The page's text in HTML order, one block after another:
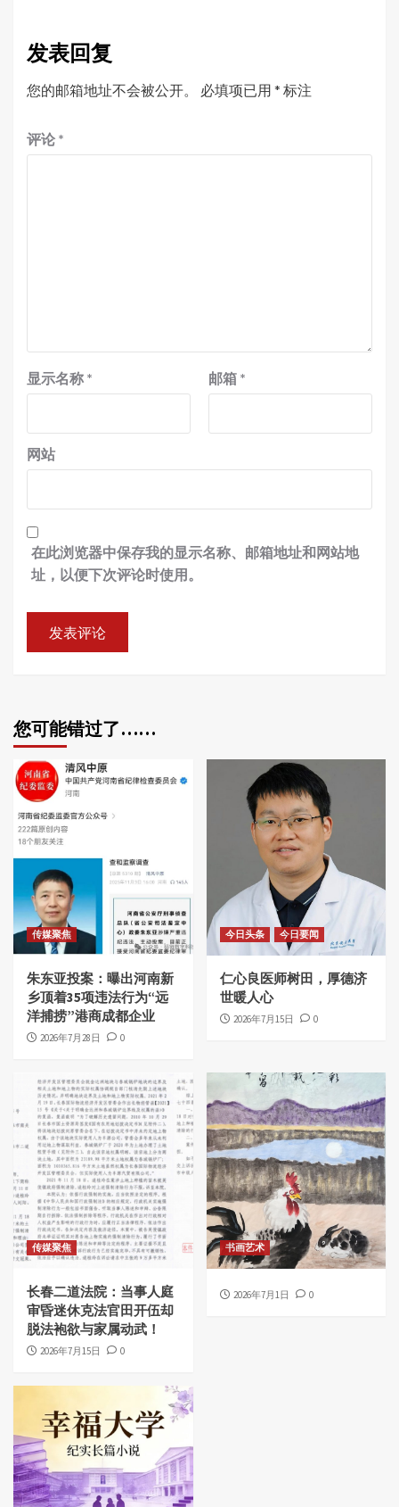
发表回复
您的邮箱地址不会被公开。 必填项已用 * 标注
评论 *
显示名称 * 邮箱 *
网站
在此浏览器中保存我的显示名称、邮箱地址和网站地
址，以便下次评论时使用。
您可能错过了……
传媒聚焦
朱东亚投案：曝出河南新
乡顶着35项违法行为“远
洋捕捞”港商成都企业
2026年7月28日 0
今日头条 今日要闻
仁心良医师树田，厚德济
世暖人心
2026年7月15日 0
传媒聚焦
长春二道法院：当事人庭
审昏迷休克法官田开伍却
脱法袍欲与家属动武！
2026年7月15日 0
书画艺术
2026年7月1日 0